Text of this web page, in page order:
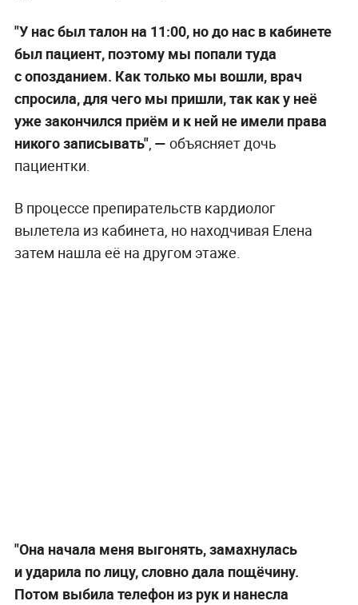
"У нас был талон на 11:00, но до нас в кабинете
был пациент, поэтому мы попали туда
с опозданием. Как только мы вошли, врач
спросила, для чего мы пришли, так как у неё
уже закончился приём и к ней не имели права
никого записывать", — объясняет дочь
пациентки.
В процессе препирательств кардиолог
вылетела из кабинета, но находчивая Елена
затем нашла её на другом этаже.
"Она начала меня выгонять, замахнулась
и ударила по лицу, словно дала пощёчину.
Потом выбила телефон из рук и нанесла